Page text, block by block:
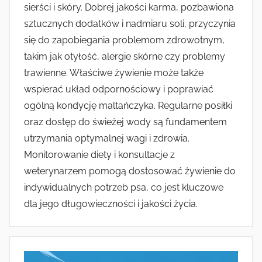
sierści i skóry. Dobrej jakości karma, pozbawiona
sztucznych dodatków i nadmiaru soli, przyczynia
się do zapobiegania problemom zdrowotnym,
takim jak otyłość, alergie skórne czy problemy
trawienne. Właściwe żywienie może także
wspierać układ odpornościowy i poprawiać
ogólną kondycję maltańczyka. Regularne posiłki
oraz dostęp do świeżej wody są fundamentem
utrzymania optymalnej wagi i zdrowia.
Monitorowanie diety i konsultacje z
weterynarzem pomogą dostosować żywienie do
indywidualnych potrzeb psa, co jest kluczowe
dla jego długowieczności i jakości życia.